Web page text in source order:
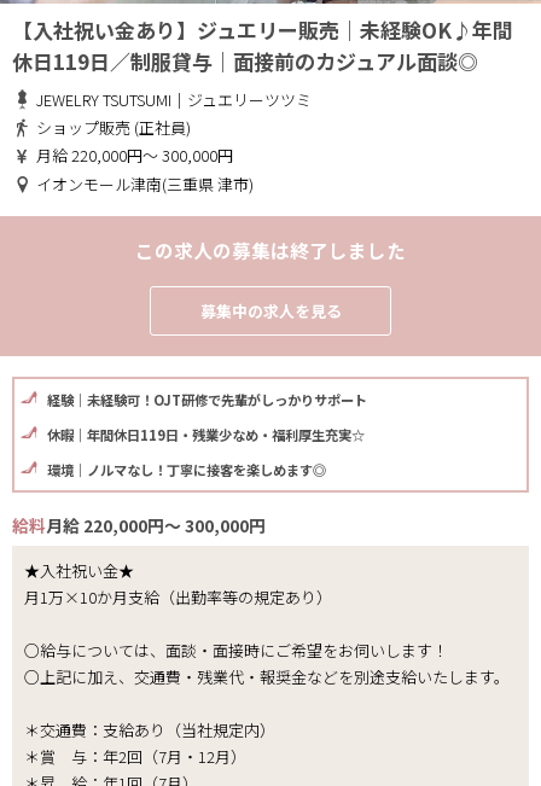
【入社祝い金あり】ジュエリー販売｜未経験OK♪年間
休日119日／制服貸与｜面接前のカジュアル面談◎
JEWELRY TSUTSUMI｜ジュエリーツツミ
ショップ販売 (正社員)
月給 220,000円～ 300,000円
イオンモール津南(三重県 津市)
この求人の募集は終了しました
募集中の求人を見る
経験｜未経験可！OJT研修で先輩がしっかりサポート
休暇｜年間休日119日・残業少なめ・福利厚生充実☆
環境｜ノルマなし！丁寧に接客を楽しめます◎
給料月給 220,000円～ 300,000円
★入社祝い金★
月1万×10か月支給（出勤率等の規定あり）
○給与については、面談・面接時にご希望をお伺いします！
○上記に加え、交通費・残業代・報奨金などを別途支給いたします。
＊交通費：支給あり（当社規定内）
＊賞 与：年2回（7月・12月）